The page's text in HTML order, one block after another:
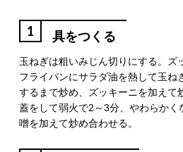
1 具をつくる
玉ねぎは粗いみじん切りにする。ズ
フライパンにサラダ油を熱して玉ね
するまで炒め、ズッキーニを加えて
蓋をして弱火で2～3分、やわらか
噌を加えて炒め合わせる。